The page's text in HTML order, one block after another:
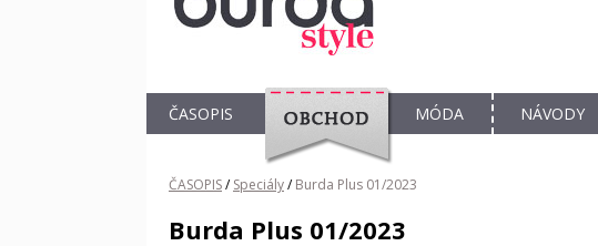
ČASOPIS
OBCHOD
MÓDA NÁVODY
ČASOPIS/ Speciály/ Burda Plus 01/2023
Burda Plus 01/2023